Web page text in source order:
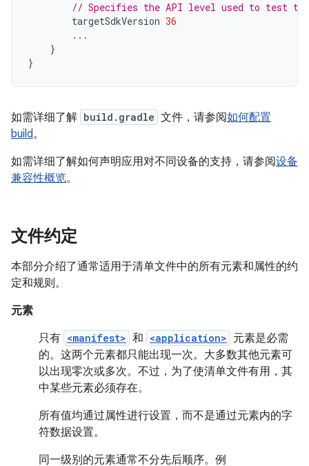
// Specifies the API level used to test
targetSdkVersion 36
...
}
}
如需详细了解 build.gradle 文件，请参阅如何配置
build。
如需详细了解如何声明应用对不同设备的支持，请参阅设备
兼容性概览。
文件约定
本部分介绍了通常适用于清单文件中的所有元素和属性的约
定和规则。
元素
只有 <manifest> 和 <application> 元素是必需
的。这两个元素都只能出现一次。大多数其他元素可
以出现零次或多次。不过，为了使清单文件有用，其
中某些元素必须存在。
所有值均通过属性进行设置，而不是通过元素内的字
符数据设置。
同一级别的元素通常不分先后顺序。例